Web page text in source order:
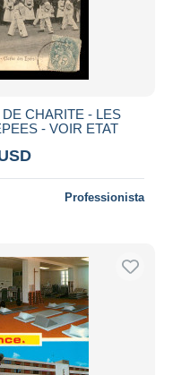
CHARITE - LES
- VOIR ETAT
Professionista